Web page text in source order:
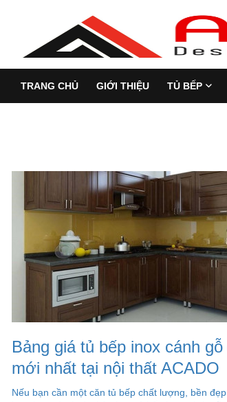
TRANG CHỦ GIỚI THIỆU TỦ BẾP
Bảng giá tủ bếp inox cánh
mới nhất tại nội thất ACADO
Nếu bạn cần một căn tủ bếp chất lượng, bền